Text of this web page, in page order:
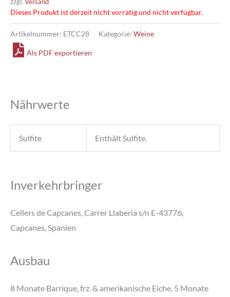
zzgl. Versand
Dieses Produkt ist derzeit nicht vorrätig und nicht verfügbar.
Artikelnummer: ETCC28 Kategorie: Weine
Als PDF exportieren
Nährwerte
Sulfite Enthält Sulfite.
Inverkehrbringer
Cellers de Capcanes, Carrer Llaberia s/n E-43776,
Capcanes, Spanien
Ausbau
8 Monate Barrique, frz. & amerikanische Eiche, 5 Monate